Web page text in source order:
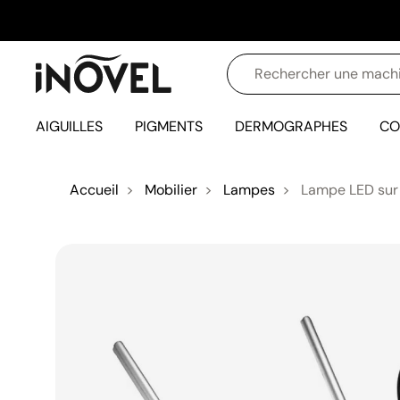
AIGUILLES PIGMENTS DERMOGRAPHES
Accueil Mobilier Lampes Lampe LED